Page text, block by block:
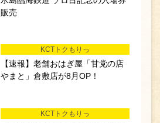
販売
KCTトクもりっ
【速報】老舗おはぎ屋「甘党の店
やまと」倉敷店が8月OP！
KCTトクもりっ